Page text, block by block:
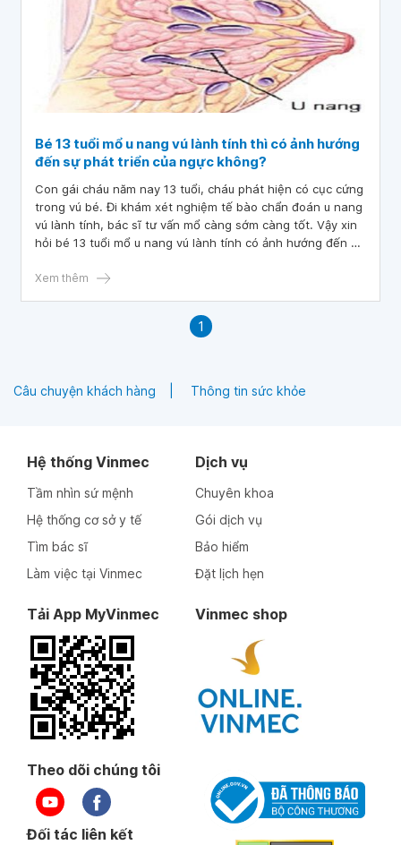
Bé 13 tuổi mổ u nang vú lành tính thì có ảnh hướng
đến sự phát triển của ngực không?
Con gái cháu năm nay 13 tuổi, cháu phát hiện có cục cứng
trong vú bé. Đi khám xét nghiệm tế bào chẩn đoán u nang
vú lành tính, bác sĩ tư vấn mổ càng sớm càng tốt. Vậy xin
hỏi bé 13 tuổi mổ u nang vú lành tính có ảnh hướng đến sự
thì.
Xem thêm
1
Câu chuyện khách hàng Thông tin sức khỏe
Hệ thống Vinmec
Tầm nhìn sứ mệnh
Hệ thống cơ sở y tế
Tìm bác sĩ
Làm việc tại Vinmec
Dịch vụ
Chuyên khoa
Gói dịch vụ
Bảo hiểm
Đặt lịch hẹn
Tải App MyVinmec Vinmec shop
Theo dõi chúng tôi
Đối tác liên kết